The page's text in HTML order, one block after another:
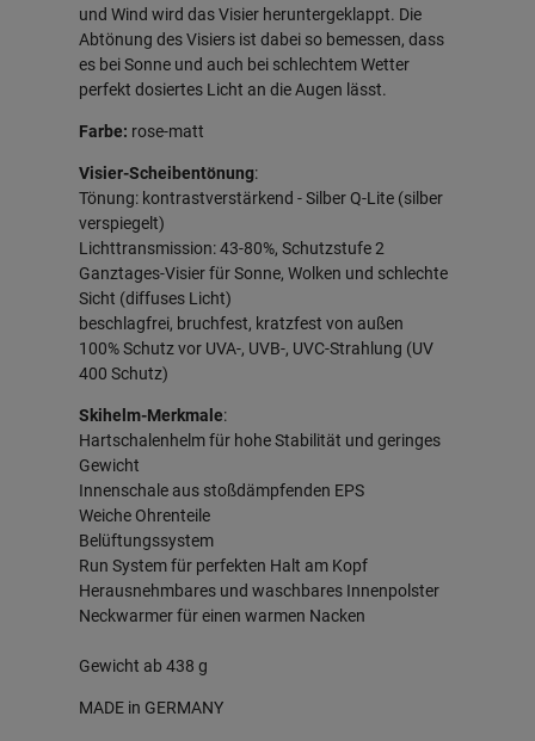
und Wind wird das Visier heruntergeklappt. Die
Abtönung des Visiers ist dabei so bemessen, dass
es bei Sonne und auch bei schlechtem Wetter
perfekt dosiertes Licht an die Augen lässt.
Farbe: rose-matt
Visier-Scheibentönung:
Tönung: kontrastverstärkend - Silber Q-Lite (silber
verspiegelt)
Lichttransmission: 43-80%, Schutzstufe 2
Ganztages-Visier für Sonne, Wolken und schlechte
Sicht (diffuses Licht)
beschlagfrei, bruchfest, kratzfest von außen
100% Schutz vor UVA-, UVB-, UVC-Strahlung (UV
400 Schutz)
Skihelm-Merkmale:
Hartschalenhelm für hohe Stabilität und geringes
Gewicht
Innenschale aus stoßdämpfenden EPS
Weiche Ohrenteile
Belüftungssystem
Run System für perfekten Halt am Kopf
Herausnehmbares und waschbares Innenpolster
Neckwarmer für einen warmen Nacken
Gewicht ab 438 g
MADE in GERMANY